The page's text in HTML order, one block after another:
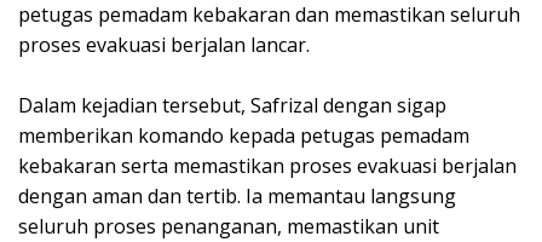
petugas pemadam kebakaran dan memastikan seluruh
proses evakuasi berjalan lancar.
Dalam kejadian tersebut, Safrizal dengan sigap
memberikan komando kepada petugas pemadam
kebakaran serta memastikan proses evakuasi berjalan
dengan aman dan tertib. Ia memantau langsung
seluruh proses penanganan, memastikan unit